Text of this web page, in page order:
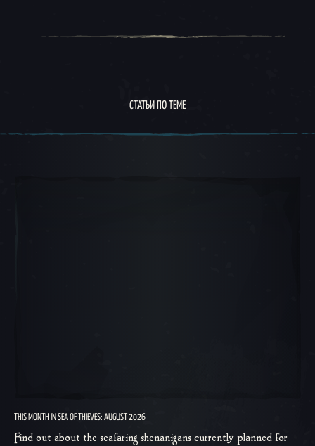
СТАТЬИ ПО ТЕМЕ
THIS MONTH IN SEA OF THIEVES: AUGUST 2026
Find out about the seafaring shenanigans currently planned for